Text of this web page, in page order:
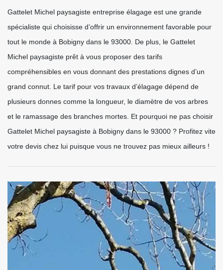
Gattelet Michel paysagiste entreprise élagage est une grande
spécialiste qui choisisse d’offrir un environnement favorable pour
tout le monde à Bobigny dans le 93000. De plus, le Gattelet
Michel paysagiste prêt à vous proposer des tarifs
compréhensibles en vous donnant des prestations dignes d’un
grand connut. Le tarif pour vos travaux d’élagage dépend de
plusieurs donnes comme la longueur, le diamètre de vos arbres
et le ramassage des branches mortes. Et pourquoi ne pas choisir
Gattelet Michel paysagiste à Bobigny dans le 93000 ? Profitez vite
votre devis chez lui puisque vous ne trouvez pas mieux ailleurs !